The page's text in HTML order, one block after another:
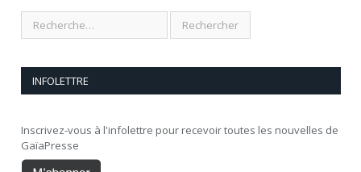
INFOLETTRE
Inscrivez-vous à l'infolettre pour recevoir toutes les nouvelles de
GaïaPresse